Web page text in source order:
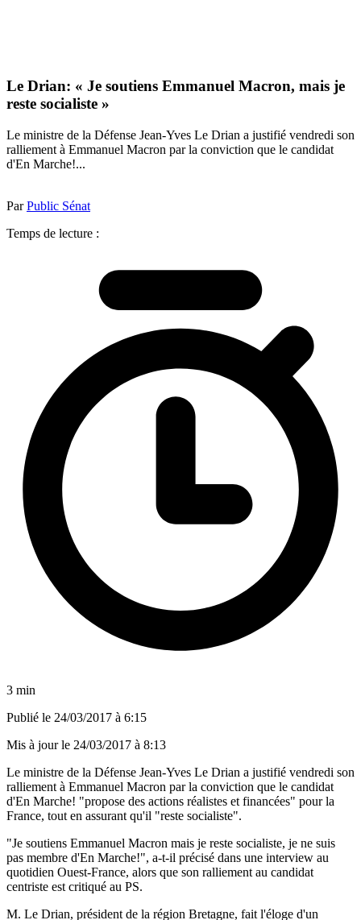
Le Drian: « Je soutiens Emmanuel Macron, mais je
reste socialiste »
Le ministre de la Défense Jean-Yves Le Drian a justifié vendredi son
ralliement à Emmanuel Macron par la conviction que le candidat
d'En Marche!...
ParPublic Sénat
Temps de lecture :
3 min
Publié le 24/03/2017 à 6:15
Mis à jour le 24/03/2017 à 8:13
Le ministre de la Défense Jean-Yves Le Drian a justifié vendredi son
ralliement à Emmanuel Macron par la conviction que le candidat
d'En Marche! "propose des actions réalistes et financées" pour la
France, tout en assurant qu'il "reste socialiste".
"Je soutiens Emmanuel Macron mais je reste socialiste, je ne suis
pas membre d'En Marche!", a-t-il précisé dans une interview au
quotidien Ouest-France, alors que son ralliement au candidat
centriste est critiqué au PS.
M. Le Drian, président de la région Bretagne, fait l'éloge d'un